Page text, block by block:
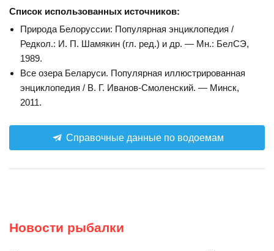
Список использованных источников:
Природа Белоруссии: Популярная энциклопедия /
Редкол.: И. П. Шамякин (гл. ред.) и др. — Мн.: БелСЭ,
1989.
Все озера Беларуси. Популярная иллюстрированная
энциклопедия / В. Г. Иванов-Смоленский. — Минск,
2011.
Справочные данные по водоемам
Новости рыбалки